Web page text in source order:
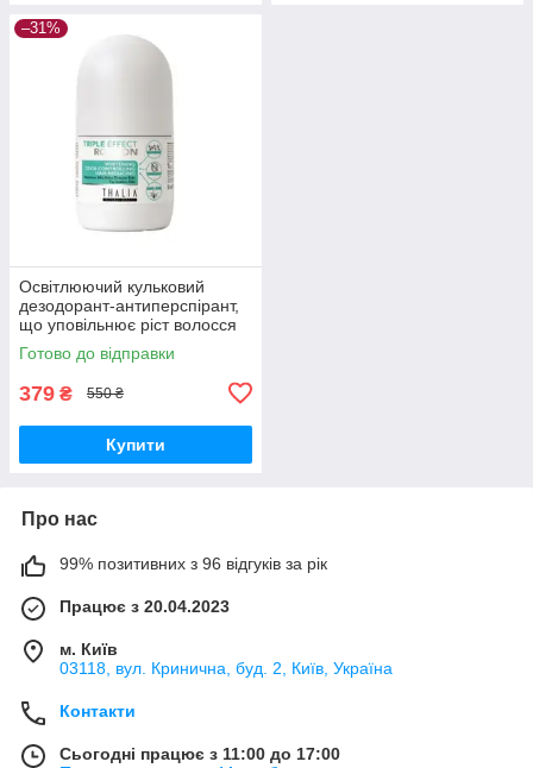
–31%
Освітлюючий кульковий
дезодорант-антиперспірант,
що уповільнює ріст волосся
THALIA "Потрійний ефект",
50 мл (без солей алюмінію)
Готово до відправки
379 ₴ 550 ₴
Купити
Про нас
99% позитивних з 96 відгуків за рік
Працює з 20.04.2023
м. Київ
03118, вул. Кринична, буд. 2, Київ, Україна
Контакти
Сьогодні працює з 11:00 до 17:00